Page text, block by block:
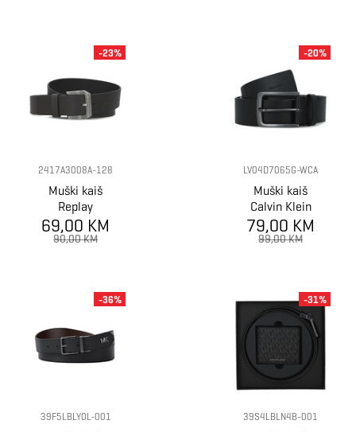
2417A3008A-128
Muški kaiš
Replay
69,00 KM
90,00 KM
-23%
LV04D7065G-WCA
Muški kaiš
Calvin Klein
casual pin
buckle pebble
79,00 KM
99,00 KM
-20%
39F5LBLY0L-001
-36%
39S4LBLN4B-001
-31%